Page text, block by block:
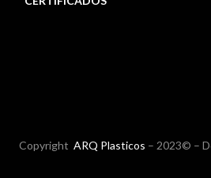
Copyright ARQ Plasticos – 2023© –